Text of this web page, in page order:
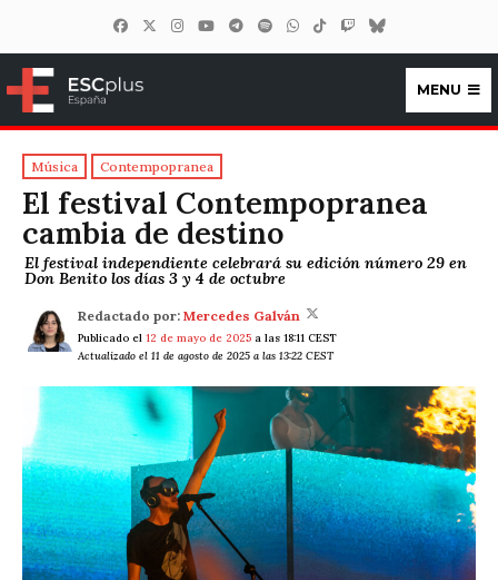
ESCplus España
MENU
Música Contempopranea
El festival Contempopranea
cambia de destino
El festival independiente celebrará su edición número 29 en
Don Benito los días 3 y 4 de octubre
Redactado por: Mercedes Galván
Publicado el 12 de mayo de 2025 a las 18:11 CEST
Actualizado el 11 de agosto de 2025 a las 13:22 CEST